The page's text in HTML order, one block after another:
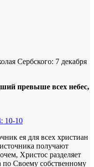
Сербского: 7 декабря
превыше всех небес,
10-10
ея для всех христиан
получают
Христос разделяет
по Своему собственному